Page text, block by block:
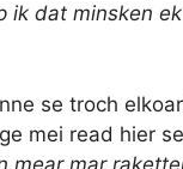
ik dat minsken
se troch
mei read hier
mear mar